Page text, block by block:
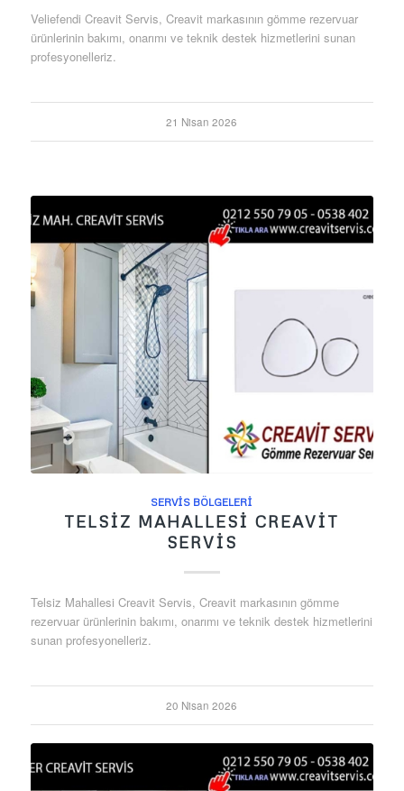
Veliefendi Creavit Servis, Creavit markasının gömme rezervuar
ürünlerinin bakımı, onarımı ve teknik destek hizmetlerini sunan
profesyonelleriz.
21 Nisan 2026
SERVIS BÖLGELERI
TELSIZ MAHALLESI CREAVIT
SERVIS
Telsiz Mahallesi Creavit Servis, Creavit markasının gömme
rezervuar ürünlerinin bakımı, onarımı ve teknik destek hizmetlerini
sunan profesyonelleriz.
20 Nisan 2026